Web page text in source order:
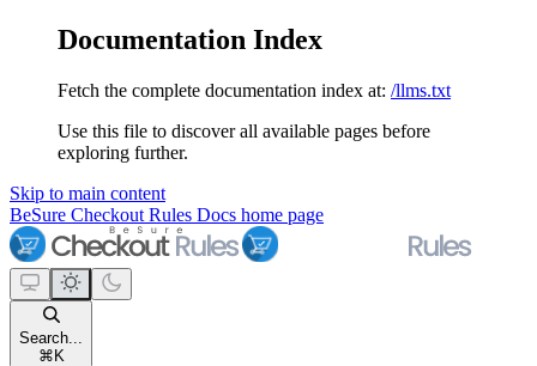
Documentation Index
Fetch the complete documentation index at: /llms.txt
Use this file to discover all available pages before
exploring further.
Skip to main content
BeSure Checkout Rules Docs home page
Search...
⌘ K